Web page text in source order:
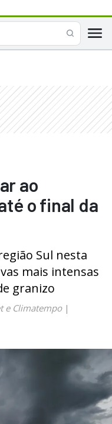
ao
o final da
Sul nesta
mais intensas
granizo
e Climatempo|